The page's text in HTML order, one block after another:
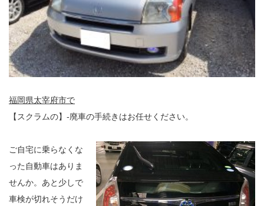
福岡県太宰府市で
【スクラムの】-廃車の手続きはお任せください。
ご自宅に乗らなくな
った自動車はありま
せんか。あと少しで
車検が切れそうだけ